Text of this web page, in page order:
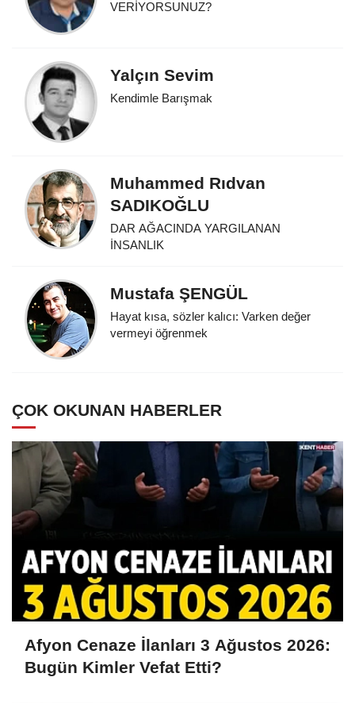
VERİYORSUNUZ?
Yalçın Sevim
Kendimle Barışmak
Muhammed Rıdvan
SADIKOĞLU
DAR AĞACINDA YARGILANAN
İNSANLIK
Mustafa ŞENGÜL
Hayat kısa, sözler kalıcı: Varken değer
vermeyi öğrenmek
ÇOK OKUNAN HABERLER
Afyon Cenaze İlanları 3 Ağustos 2026:
Bugün Kimler Vefat Etti?